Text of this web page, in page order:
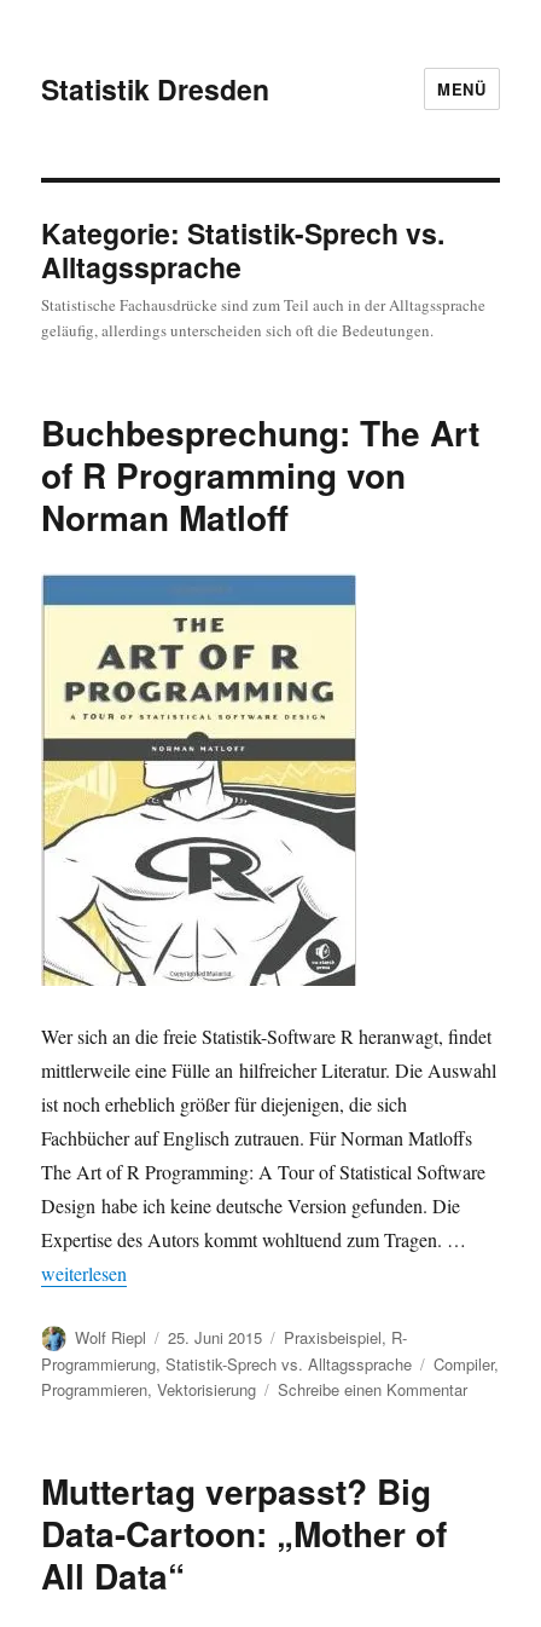
Statistik Dresden MENÜ
Kategorie:Statistik-Sprech vs.
Alltagssprache
Statistische Fachausdrücke sind zum Teil auch in der Alltagssprache
geläufig, allerdings unterscheiden sich oft die Bedeutungen.
Buchbesprechung: The Art
of R Programming von
Norman Matloff
Wer sich an die freie Statistik-Software R heranwagt, findet
mittlerweile eine Fülle an hilfreicher Literatur. Die Auswahl
ist noch erheblich größer für diejenigen, die sich
Fachbücher auf Englisch zutrauen. Für Norman Matloffs
The Art of R Programming: A Tour of Statistical Software
Design habe ich keine deutsche Version gefunden. Die
Expertise des Autors kommt wohltuend zum Tragen. …
„Buchbesprechung: The Art of R Programming von Norman
weiterlesen
Autor
Wolf Riepl
Veröffentlicht
am
25. Juni 2015 Kategorien
Praxisbeispiel, R-
Programmierung,Statistik-Sprech vs. Alltagssprache Schlagwörter
Compiler,
Programmieren,Vektorisierung Schreibe einen Kommentarzu
Muttertag verpasst? Big
Data-Cartoon: „Mother of
All Data“